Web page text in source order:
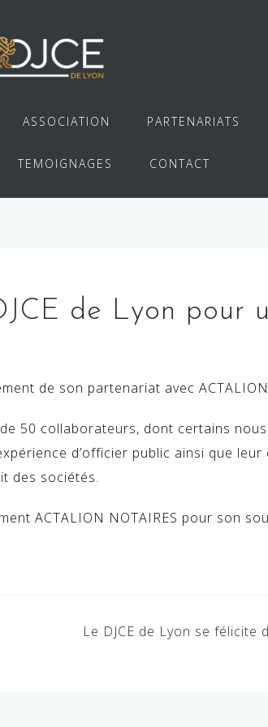
ASSOCIATION PARTENARIATS
TEMOIGNAGES CONTACT
de Lyon pour
de son partenariat avec ACTALION
50 collaborateurs, dont certains nous
d’officier public ainsi que
des sociétés.
ACTALION NOTAIRES pour son
Le DJCE de Lyon se